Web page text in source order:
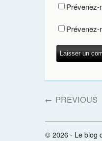
Prévenez-
Prévenez-
← PREVIOUS
© 2026 - Le blog